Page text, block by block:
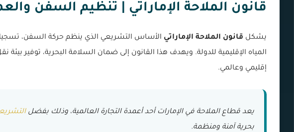
قانون الملاحة الإماراتي | تنظيم السفن
يشكل قانون الملاحة الإماراتي الأساس التشريعي الذي ينظم حركة السفن،
المياه الإقليمية للدولة. ويهدف هذا القانون إلى ضمان السلامة البحرية، توفير بيئة
إقليمي وعالمي.
يعد قطاع الملاحة في الإمارات أحد أعمدة التجارة العالمية، وذلك بفضل
بحرية آمنة ومنظمة.